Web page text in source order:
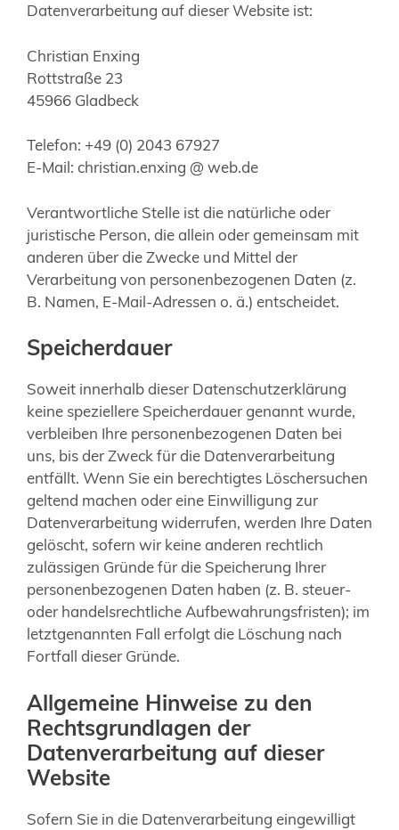
Datenverarbeitung auf dieser Website ist:
Christian Enxing
Rottstraße 23
45966 Gladbeck
Telefon: +49 (0) 2043 67927
E-Mail: christian.enxing @ web.de
Verantwortliche Stelle ist die natürliche oder
juristische Person, die allein oder gemeinsam mit
anderen über die Zwecke und Mittel der
Verarbeitung von personenbezogenen Daten (z.
B. Namen, E-Mail-Adressen o. ä.) entscheidet.
Speicherdauer
Soweit innerhalb dieser Datenschutzerklärung
keine speziellere Speicherdauer genannt wurde,
verbleiben Ihre personenbezogenen Daten bei
uns, bis der Zweck für die Datenverarbeitung
entfällt. Wenn Sie ein berechtigtes Löschersuchen
geltend machen oder eine Einwilligung zur
Datenverarbeitung widerrufen, werden Ihre Daten
gelöscht, sofern wir keine anderen rechtlich
zulässigen Gründe für die Speicherung Ihrer
personenbezogenen Daten haben (z. B. steuer-
oder handelsrechtliche Aufbewahrungsfristen); im
letztgenannten Fall erfolgt die Löschung nach
Fortfall dieser Gründe.
Allgemeine Hinweise zu den
Rechtsgrundlagen der
Datenverarbeitung auf dieser
Website
Sofern Sie in die Datenverarbeitung eingewilligt